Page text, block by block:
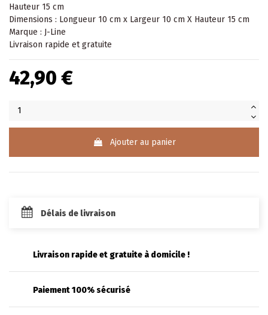
Hauteur 15 cm
Dimensions : Longueur 10 cm x Largeur 10 cm X Hauteur 15 cm
Marque : J-Line
Livraison rapide et gratuite
42,90 €
Ajouter au panier
Délais de livraison
Livraison rapide et gratuite à domicile !
Paiement 100% sécurisé